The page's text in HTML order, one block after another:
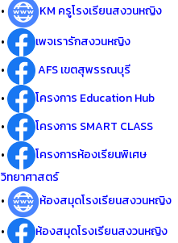
•
KM ครูโรงเรียนสงวนหญิง
•
เพจเรารักสงวนหญิง
•
AFS เขตสุพรรณบุรี
•
โครงการ Education Hub
•
โครงการ SMART CLASS
•
โครงการห้องเรียนพิเศษ
วิทยาศาสตร์
•
ห้องสมุดโรงเรียนสงวนหญิง
•
ห้องสมุดโรงเรียนสงวนหญิง